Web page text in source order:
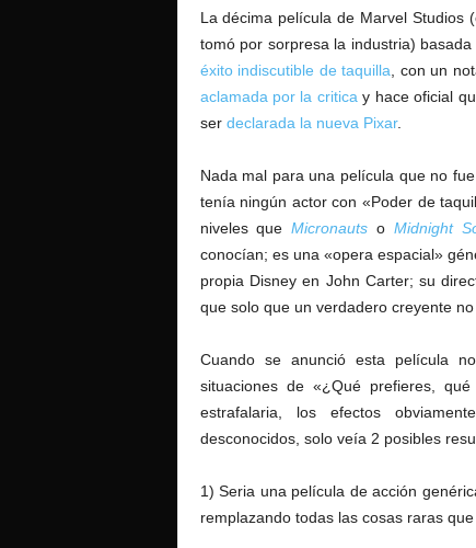
La décima película de Marvel Studios
tomó por sorpresa la industria)
éxito indiscutible de taquilla, con un
aclamada por la criticay hace oficial
ser declarada la nueva Pixar.
Nada mal para una película que no
tenía ningún actor con «Poder de
niveles queMicronauts o Midnight
conocían; es una «opera espacial»
propia Disney en John Carter; su
que solo que un verdadero creyente
Cuando se anunció esta película
situaciones de «¿Qué prefieres,
estrafalaria, los efectos
desconocidos, solo veía 2 posibles
1) Seria una película de acción
remplazando todas las cosas raras